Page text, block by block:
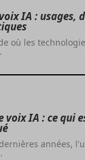
IA : usages,
où les
IA : ce qui
années,